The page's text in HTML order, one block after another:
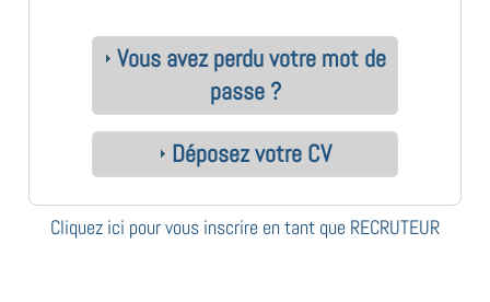
Vous avez perdu votre mot de
passe ?
Déposez votre CV
Cliquez ici pour vous inscrire en tant que RECRUTEUR